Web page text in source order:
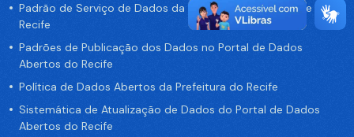
Padrão de Serviço de Dados da Prefeitura da Cidade de
Recife
Padrões de Publicação dos Dados no Portal de Dados
Abertos do Recife
Política de Dados Abertos da Prefeitura do Recife
Sistemática de Atualização de Dados do Portal de Dados
Abertos do Recife